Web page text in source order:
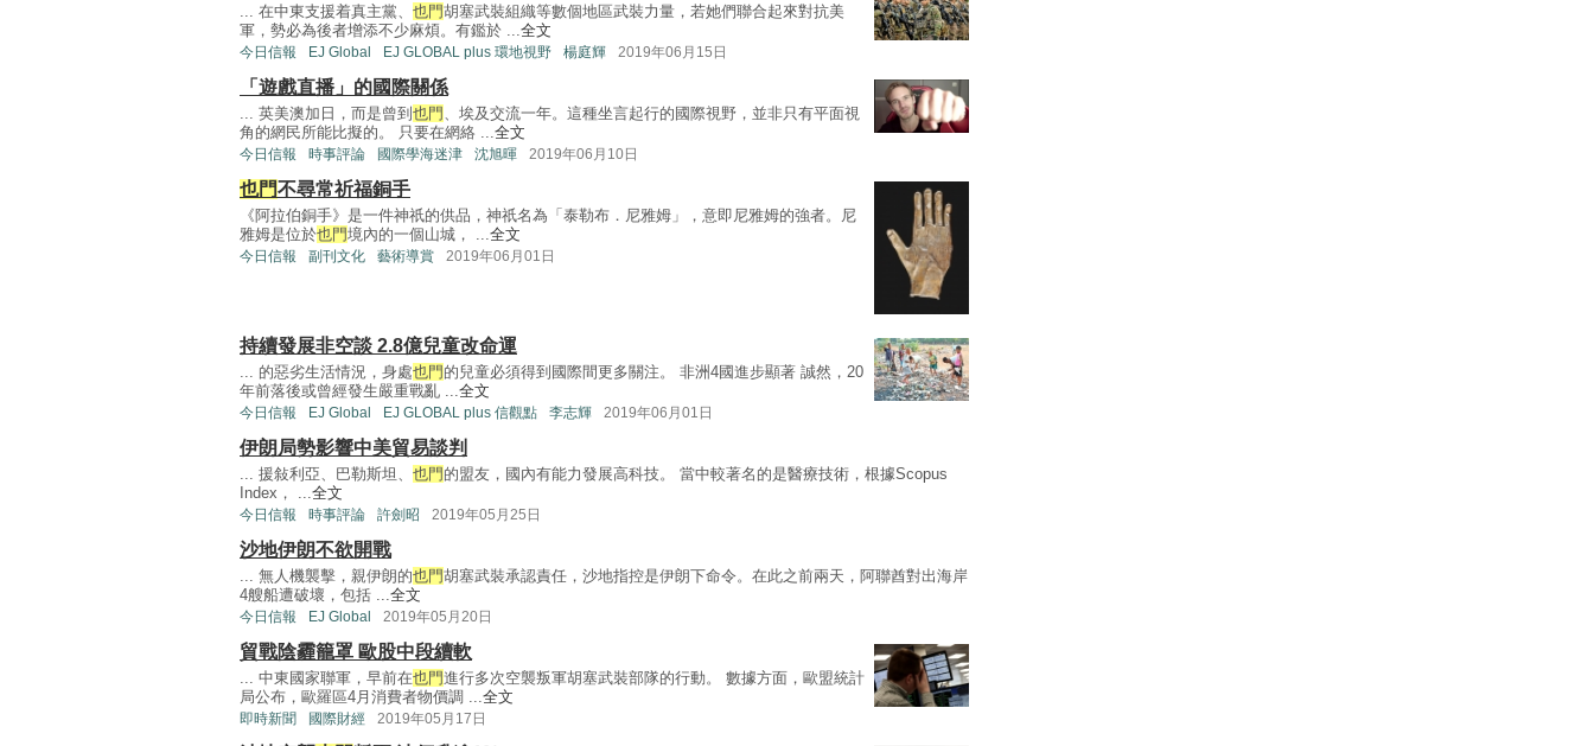
... 在中東支援着真主黨、 也門胡塞武裝組織等數個地區武裝力量，若她們聯合起來對抗美
軍，勢必為後者增添不少麻煩。有鑑於 ... 全文
今日信報 EJ Global EJ GLOBAL plus 環地視野 楊庭輝 2019年06月15日
「遊戲直播」的國際關係
... 英美澳加日，而是曾到也門 、埃及交流一年。這種坐言起行的國際視野，並非只有平面視
角的網民所能比擬的。 只要在網絡 ... 全文
今日信報 時事評論 國際學海迷津 沈旭暉 2019年06月10日
也門不尋常祈福銅手
《阿拉伯銅手》是一件神祇的供品，神祇名為「泰勒布．尼雅姆」，意即尼雅姆的強者。尼
雅姆是位於也門境內的一個山城， ... 全文
今日信報 副刊文化 藝術導賞 2019年06月01日
持續發展非空談 2.8億兒童改命運
... 的惡劣生活情況，身處也門 的兒童必須得到國際間更多關注。 非洲4國進步顯著 誠然，20
年前落後或曾經發生嚴重戰亂 ...全文
今日信報 EJ Global EJ GLOBAL plus 信觀點 李志輝 2019年06月01日
伊朗局勢影響中美貿易談判
... 援敍利亞、巴勒斯坦、 也門 的盟友，國內有能力發展高科技。 當中較著名的是醫療技術，根據Scopus
Index， ...全文
今日信報 時事評論 許劍昭 2019年05月25日
沙地伊朗不欲開戰
... 無人機襲擊，親伊朗的也門胡塞武裝承認責任，沙地指控是伊朗下命令。在此之前兩天，阿聯酋對出海岸
4艘船遭破壞，包括 ...全文
今日信報 EJ Global 2019年05月20日
貿戰陰霾籠罩 歐股中段續軟
... 中東國家聯軍，早前在也門進行多次空襲叛軍胡塞武裝部隊的行動。 數據方面，歐盟統計
局公布，歐羅區4月消費者物價調 ...全文
即時新聞 國際財經 2019年05月17日